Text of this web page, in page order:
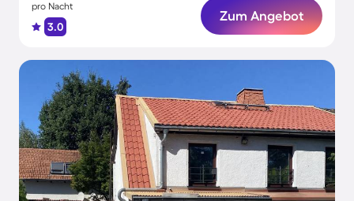
pro Nacht
3.0
Zum Angebot